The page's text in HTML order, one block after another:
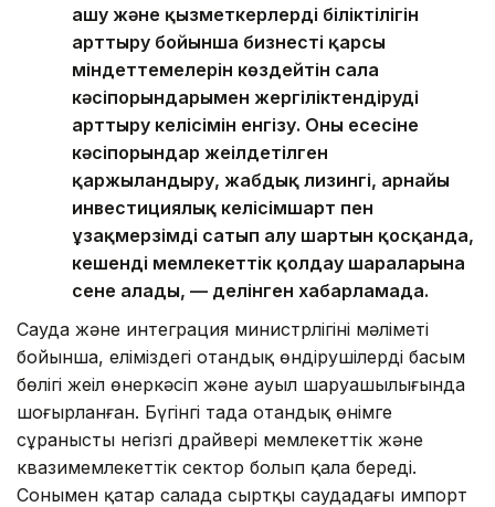
ашу және қызметкерлердің біліктілігін
арттыру бойынша бизнестің қарсы
міндеттемелерін көздейтін сала
кәсіпорындарымен жергіліктендіруді
арттыру келісімін енгізу. Оның есесіне
кәсіпорындар жеңілдетілген
қаржыландыру, жабдық лизингі, арнайы
инвестициялық келісімшарт пен
ұзақмерзімді сатып алу шартын қосқанда,
кешенді мемлекеттік қолдау шараларына
сене алады, — делінген хабарламада.
Сауда және интеграция министрлігінің мәліметі
бойынша, еліміздегі отандық өндірушілердің басым
бөлігі жеңіл өнеркәсіп және ауыл шаруашылығында
шоғырланған. Бүгінгі таңда отандық өнімге
сұраныстың негізгі драйвері мемлекеттік және
квазимемлекеттік сектор болып қала береді.
Сонымен қатар салада сыртқы саудадағы импорт